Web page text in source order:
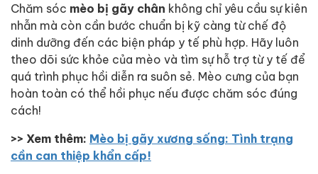
Chăm sóc mèo bị gãy chân không chỉ yêu cầu sự kiên
nhẫn mà còn cần bước chuẩn bị kỹ càng từ chế độ
dinh dưỡng đến các biện pháp y tế phù hợp. Hãy luôn
theo dõi sức khỏe của mèo và tìm sự hỗ trợ từ y tế để
quá trình phục hồi diễn ra suôn sẻ. Mèo cưng của bạn
hoàn toàn có thể hồi phục nếu được chăm sóc đúng
cách!
>> Xem thêm: Mèo bị gãy xương sống: Tình trạng
cần can thiệp khẩn cấp!